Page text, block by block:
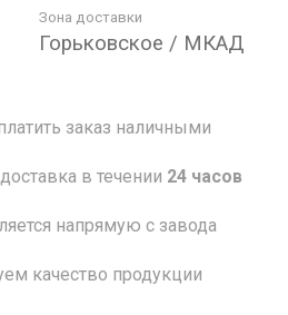
Зона доставки
Горьковское / МКАД
заказ наличными
в течении 24 часов
напрямую с завода
качество продукции